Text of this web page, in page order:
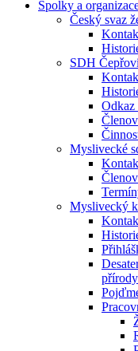
Spolky a
Český svaz
SDH
Odkaz
Myslivecké
Myslivecký
přírody